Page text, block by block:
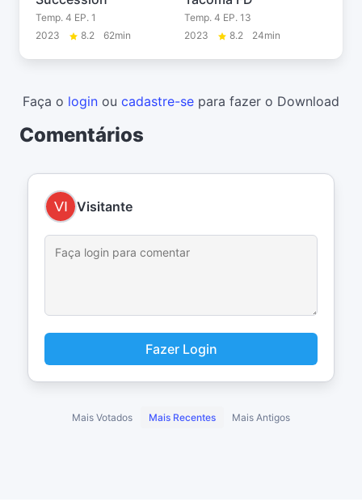
Temp. 4 EP. 1
2023
8.2 62min
Temp. 4 EP. 13
2023
8.2 24min
Faça o login ou cadastre-se para fazer o Download
Comentários
Visitante
Fazer Login
Mais Votados Mais Recentes Mais Antigos